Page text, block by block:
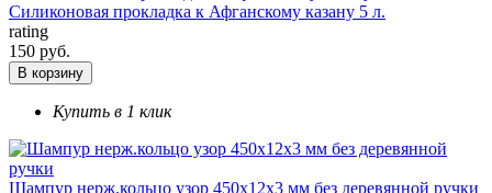
Силиконовая прокладка к Афганскому казану 5 л.
rating
150 руб.
В корзину
Купить в 1 клик
Шампур нерж.кольцо узор 450х12х3 мм без деревянной ручки